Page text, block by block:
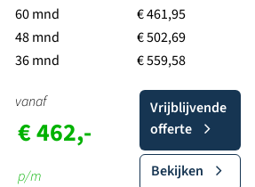
60 mnd
48 mnd
36 mnd
€ 461,95
€ 502,69
€ 559,58
vanaf
€ 462,-
p/m
Vrijblijvende
offerte
Bekijken